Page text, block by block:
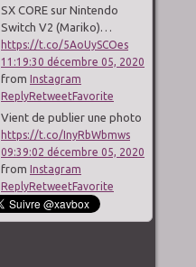
SX CORE sur Nintendo
Switch V2 (Mariko)…
https://t.co/5AoUySCOes
11:19:30 décembre 05, 2020
from Instagram
ReplyRetweetFavorite
Vient de publier une photo
https://t.co/InyRbWbmws
09:39:02 décembre 05, 2020
from Instagram
ReplyRetweetFavorite